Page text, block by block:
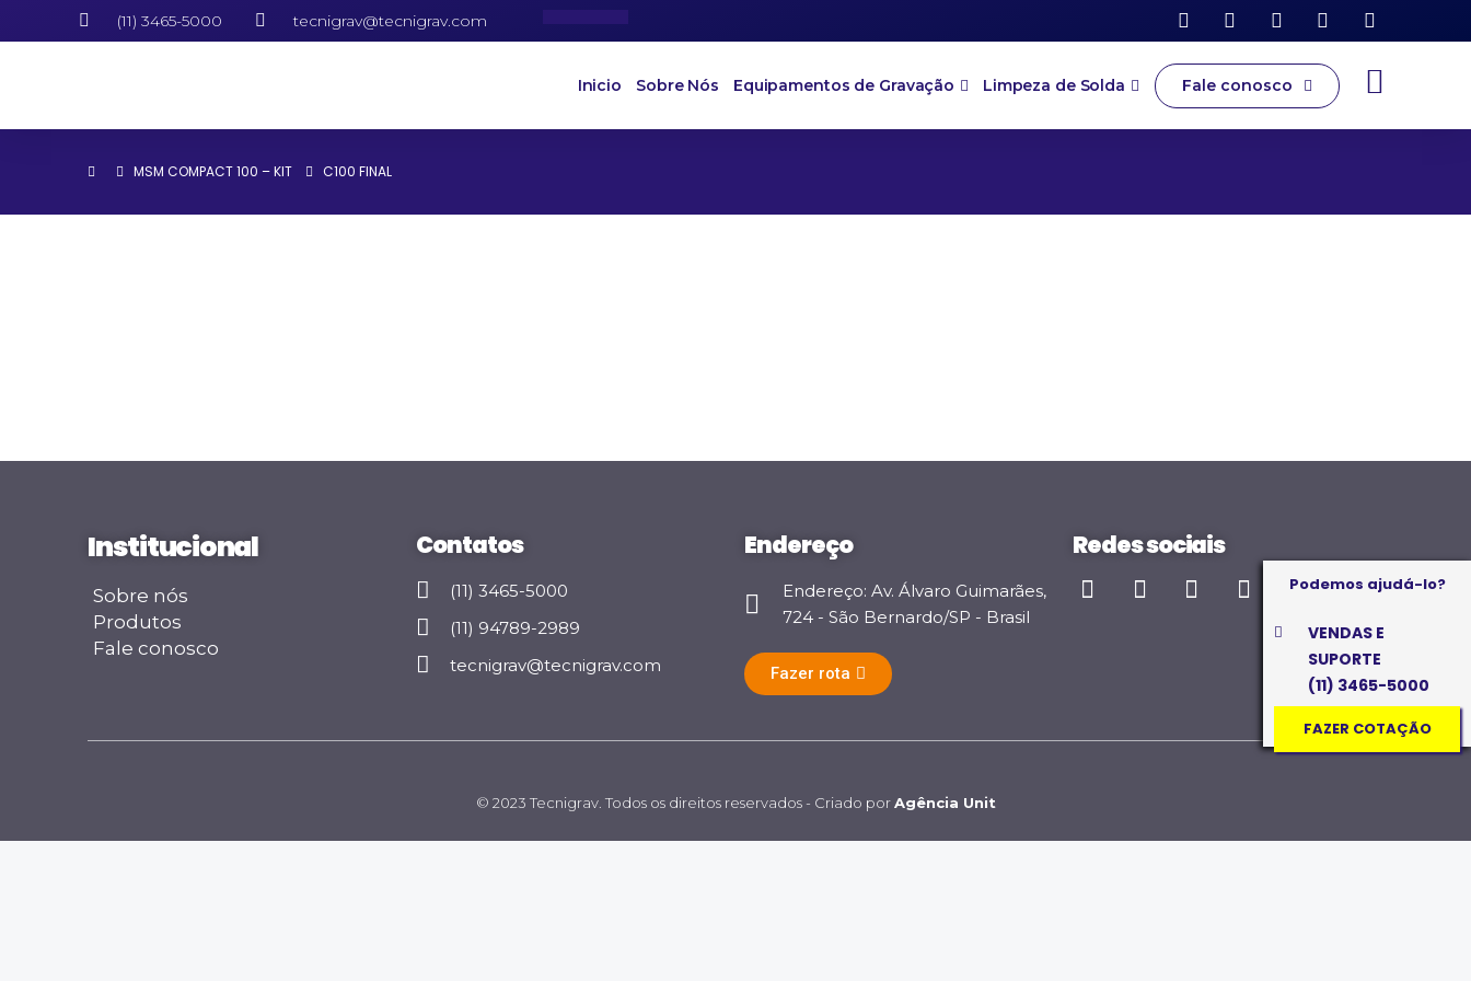
(11) 3465-5000 tecnigrav@tecnigrav.com
Inicio Sobre Nós Equipamentos de Gravação Limpeza de Solda Fale conosco
MSM COMPACT 100 – KIT C100 FINAL
Institucional
Sobre nós
Produtos
Fale conosco
Contatos
(11) 3465-5000
(11) 94789-2989
tecnigrav@tecnigrav.com
Endereço
Endereço: Av. Álvaro Guimarães,
724 - São Bernardo/SP - Brasil
Fazer rota
Redes sociais
Podemos ajudá-lo?
VENDAS E
SUPORTE
(11) 3465-5000
FAZER COTAÇÃO
© 2023 Tecnigrav. Todos os direitos reservados - Criado porAgência Unit